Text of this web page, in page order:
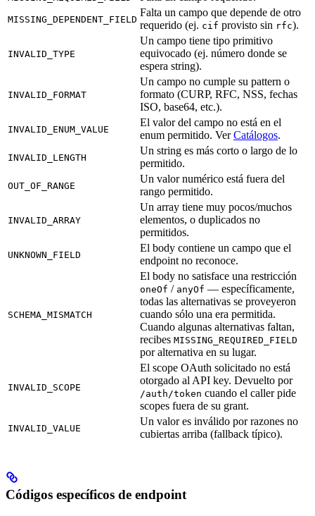
MISSING_DEPENDENT_FIELD
Falta un campo que depende de otro
requerido (ej. cif provisto sin rfc).
INVALID_TYPE
Un campo tiene tipo primitivo
equivocado (ej. número donde se
espera string).
INVALID_FORMAT
Un campo no cumple su pattern o
formato (CURP, RFC, NSS, fechas
ISO, base64, etc.).
INVALID_ENUM_VALUE
El valor del campo no está en el
enum permitido. VerCatálogos.
INVALID_LENGTH
Un string es más corto o largo de lo
permitido.
OUT_OF_RANGE
Un valor numérico está fuera del
rango permitido.
INVALID_ARRAY
Un array tiene muy pocos/muchos
elementos, o duplicados no
permitidos.
UNKNOWN_FIELD
El body contiene un campo que el
endpoint no reconoce.
SCHEMA_MISMATCH
El body no satisface una restricción
oneOf / anyOf — específicamente,
todas las alternativas se proveyeron
cuando sólo una era permitida.
Cuando algunas alternativas faltan,
recibes MISSING_REQUIRED_FIELD
por alternativa en su lugar.
INVALID_SCOPE
El scope OAuth solicitado no está
otorgado al API key. Devuelto por
/auth/token cuando el caller pide
scopes fuera de su grant.
INVALID_VALUE
Un valor es inválido por razones no
cubiertas arriba (fallback típico).
Códigos específicos de endpoint